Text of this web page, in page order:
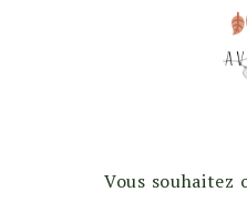
Vous souhaitez